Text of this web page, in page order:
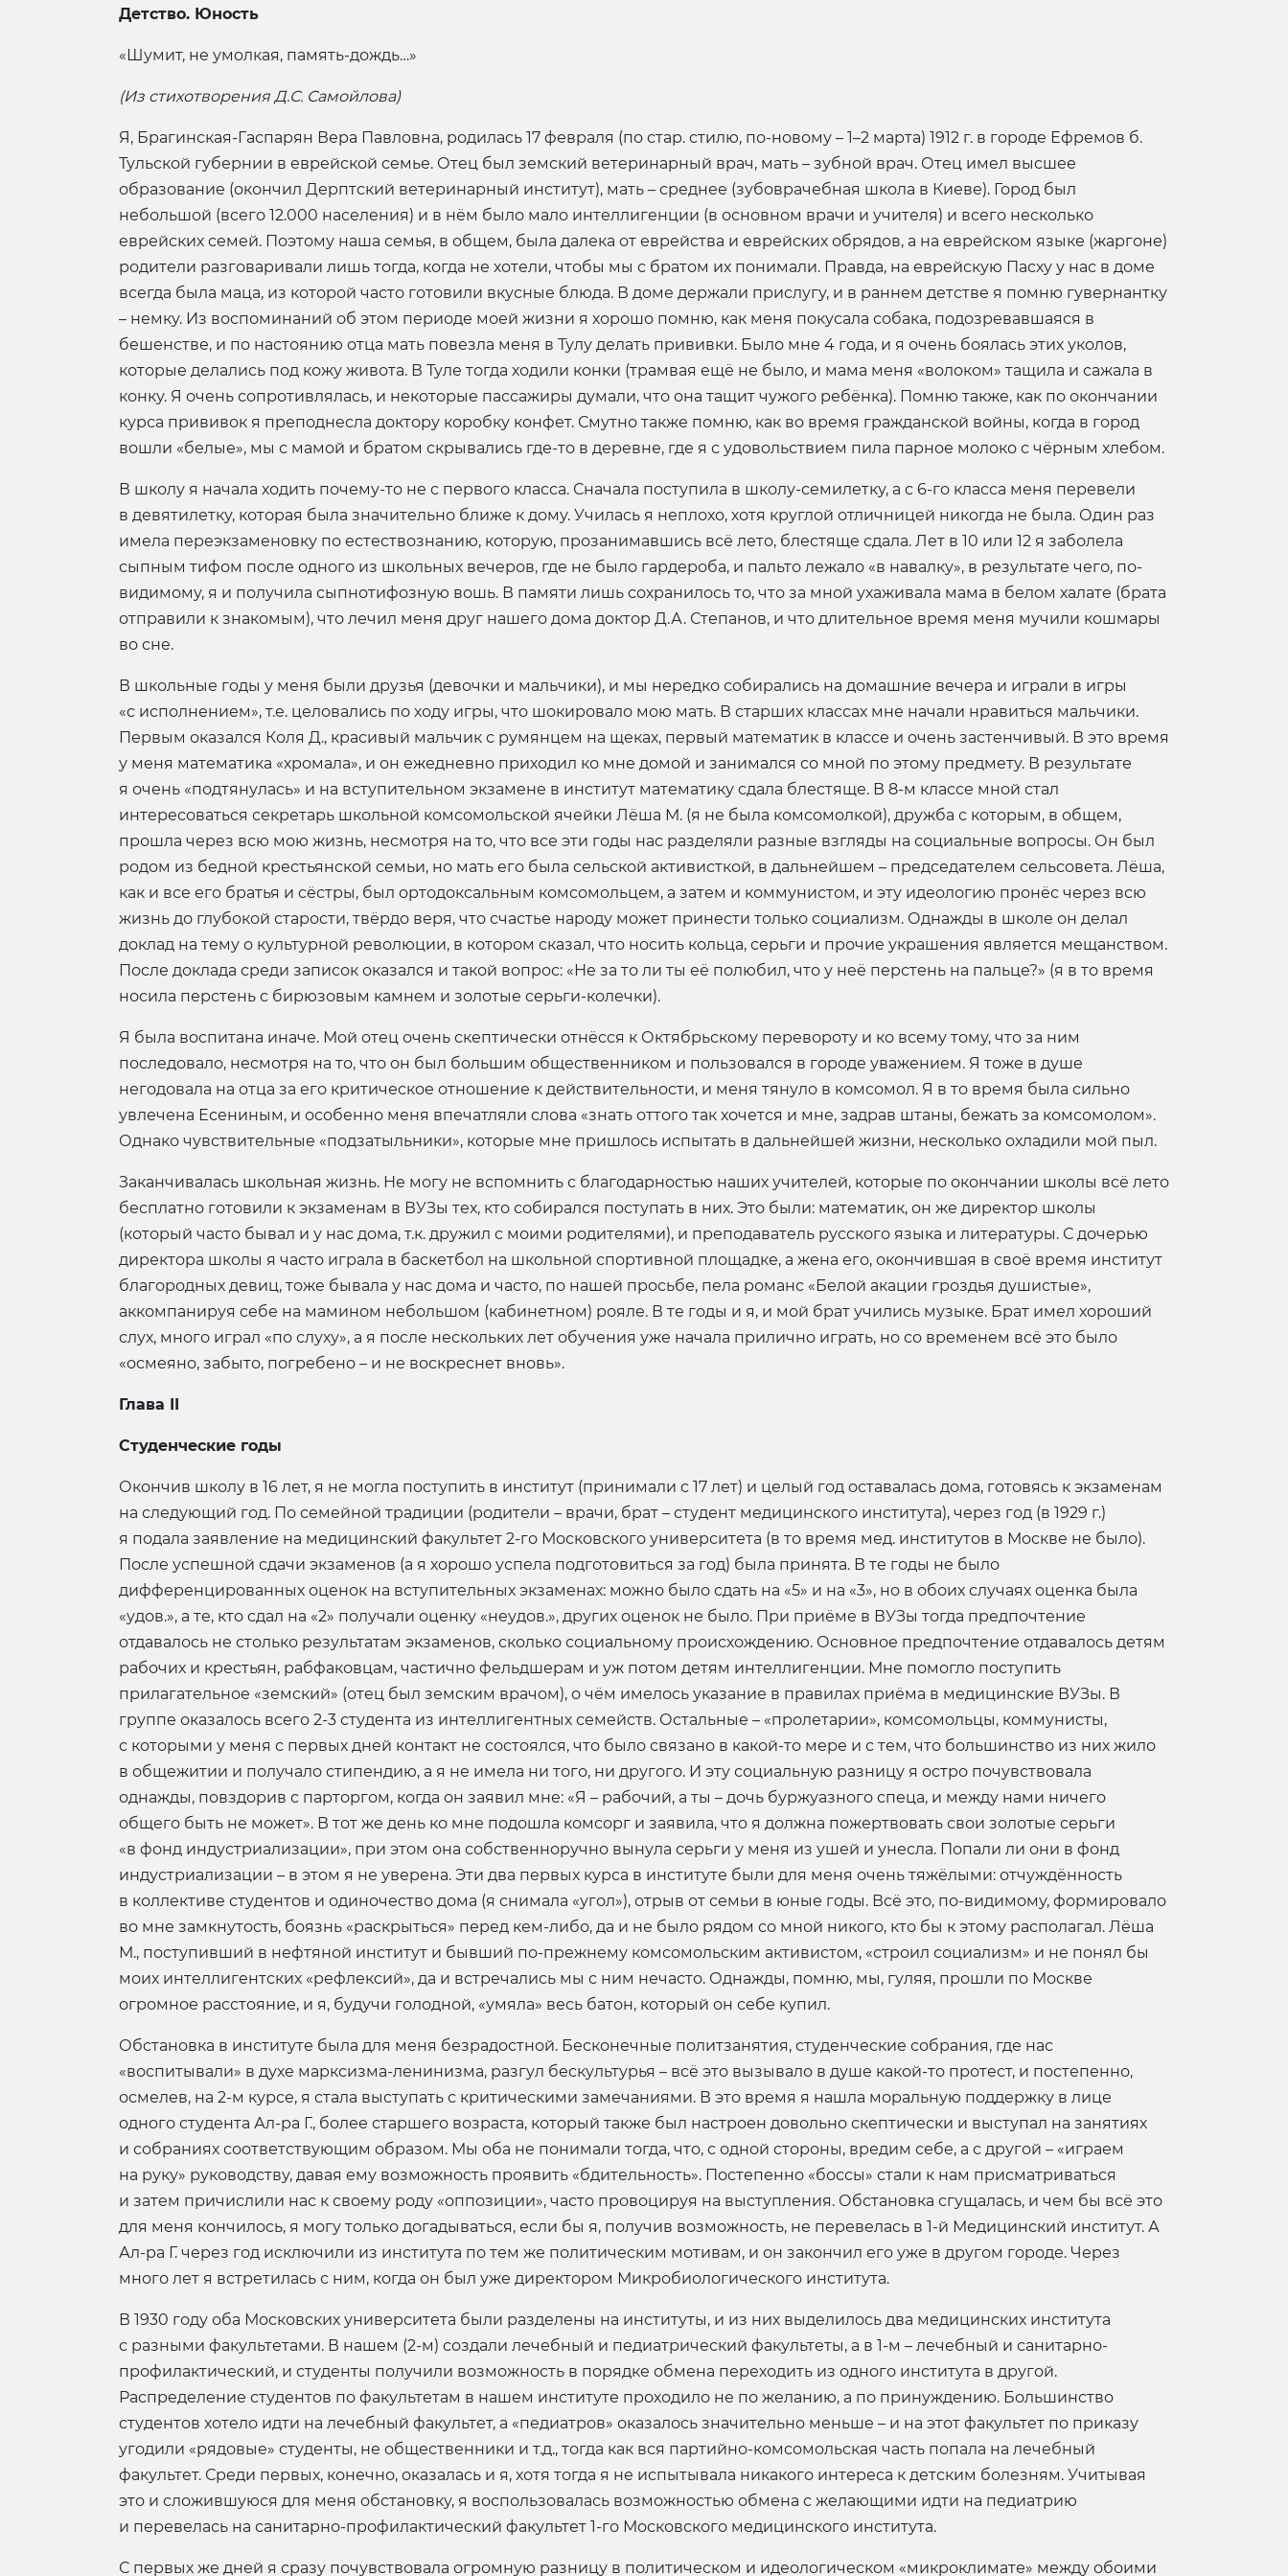
Детство. Юность
«Шумит, не умолкая, память-дождь…»
(Из стихотворения Д.С. Самойлова)
Я, Брагинская-Гаспарян Вера Павловна, родилась 17 февраля (по стар. стилю, по-новому – 1–2 марта) 1912 г. в городе Ефремов б.
Тульской губернии в еврейской семье. Отец был земский ветеринарный врач, мать – зубной врач. Отец имел высшее
образование (окончил Дерптский ветеринарный институт), мать – среднее (зубоврачебная школа в Киеве). Город был
небольшой (всего 12.000 населения) и в нём было мало интеллигенции (в основном врачи и учителя) и всего несколько
еврейских семей. Поэтому наша семья, в общем, была далека от еврейства и еврейских обрядов, а на еврейском языке (жаргоне)
родители разговаривали лишь тогда, когда не хотели, чтобы мы с братом их понимали. Правда, на еврейскую Пасху у нас в доме
всегда была маца, из которой часто готовили вкусные блюда. В доме держали прислугу, и в раннем детстве я помню гувернантку
– немку. Из воспоминаний об этом периоде моей жизни я хорошо помню, как меня покусала собака, подозревавшаяся в
бешенстве, и по настоянию отца мать повезла меня в Тулу делать прививки. Было мне 4 года, и я очень боялась этих уколов,
которые делались под кожу живота. В Туле тогда ходили конки (трамвая ещё не было, и мама меня «волоком» тащила и сажала в
конку. Я очень сопротивлялась, и некоторые пассажиры думали, что она тащит чужого ребёнка). Помню также, как по окончании
курса прививок я преподнесла доктору коробку конфет. Смутно также помню, как во время гражданской войны, когда в город
вошли «белые», мы с мамой и братом скрывались где-то в деревне, где я с удовольствием пила парное молоко с чёрным хлебом.
В школу я начала ходить почему-то не с первого класса. Сначала поступила в школу-семилетку, а с 6-го класса меня перевели
в девятилетку, которая была значительно ближе к дому. Училась я неплохо, хотя круглой отличницей никогда не была. Один раз
имела переэкзаменовку по естествознанию, которую, прозанимавшись всё лето, блестяще сдала. Лет в 10 или 12 я заболела
сыпным тифом после одного из школьных вечеров, где не было гардероба, и пальто лежало «в навалку», в результате чего, по-
видимому, я и получила сыпнотифозную вошь. В памяти лишь сохранилось то, что за мной ухаживала мама в белом халате (брата
отправили к знакомым), что лечил меня друг нашего дома доктор Д.А. Степанов, и что длительное время меня мучили кошмары
во сне.
В школьные годы у меня были друзья (девочки и мальчики), и мы нередко собирались на домашние вечера и играли в игры
«с исполнением», т.е. целовались по ходу игры, что шокировало мою мать. В старших классах мне начали нравиться мальчики.
Первым оказался Коля Д., красивый мальчик с румянцем на щеках, первый математик в классе и очень застенчивый. В это время
у меня математика «хромала», и он ежедневно приходил ко мне домой и занимался со мной по этому предмету. В результате
я очень «подтянулась» и на вступительном экзамене в институт математику сдала блестяще. В 8-м классе мной стал
интересоваться секретарь школьной комсомольской ячейки Лёша М. (я не была комсомолкой), дружба с которым, в общем,
прошла через всю мою жизнь, несмотря на то, что все эти годы нас разделяли разные взгляды на социальные вопросы. Он был
родом из бедной крестьянской семьи, но мать его была сельской активисткой, в дальнейшем – председателем сельсовета. Лёша,
как и все его братья и сёстры, был ортодоксальным комсомольцем, а затем и коммунистом, и эту идеологию пронёс через всю
жизнь до глубокой старости, твёрдо веря, что счастье народу может принести только социализм. Однажды в школе он делал
доклад на тему о культурной революции, в котором сказал, что носить кольца, серьги и прочие украшения является мещанством.
После доклада среди записок оказался и такой вопрос: «Не за то ли ты её полюбил, что у неё перстень на пальце?» (я в то время
носила перстень с бирюзовым камнем и золотые серьги-колечки).
Я была воспитана иначе. Мой отец очень скептически отнёсся к Октябрьскому перевороту и ко всему тому, что за ним
последовало, несмотря на то, что он был большим общественником и пользовался в городе уважением. Я тоже в душе
негодовала на отца за его критическое отношение к действительности, и меня тянуло в комсомол. Я в то время была сильно
увлечена Есениным, и особенно меня впечатляли слова «знать оттого так хочется и мне, задрав штаны, бежать за комсомолом».
Однако чувствительные «подзатыльники», которые мне пришлось испытать в дальнейшей жизни, несколько охладили мой пыл.
Заканчивалась школьная жизнь. Не могу не вспомнить с благодарностью наших учителей, которые по окончании школы всё лето
бесплатно готовили к экзаменам в ВУЗы тех, кто собирался поступать в них. Это были: математик, он же директор школы
(который часто бывал и у нас дома, т.к. дружил с моими родителями), и преподаватель русского языка и литературы. С дочерью
директора школы я часто играла в баскетбол на школьной спортивной площадке, а жена его, окончившая в своё время институт
благородных девиц, тоже бывала у нас дома и часто, по нашей просьбе, пела романс «Белой акации гроздья душистые»,
аккомпанируя себе на мамином небольшом (кабинетном) рояле. В те годы и я, и мой брат учились музыке. Брат имел хороший
слух, много играл «по слуху», а я после нескольких лет обучения уже начала прилично играть, но со временем всё это было
«осмеяно, забыто, погребено – и не воскреснет вновь».
Глава II
Студенческие годы
Окончив школу в 16 лет, я не могла поступить в институт (принимали с 17 лет) и целый год оставалась дома, готовясь к экзаменам
на следующий год. По семейной традиции (родители – врачи, брат – студент медицинского института), через год (в 1929 г.)
я подала заявление на медицинский факультет 2-го Московского университета (в то время мед. институтов в Москве не было).
После успешной сдачи экзаменов (а я хорошо успела подготовиться за год) была принята. В те годы не было
дифференцированных оценок на вступительных экзаменах: можно было сдать на «5» и на «3», но в обоих случаях оценка была
«удов.», а те, кто сдал на «2» получали оценку «неудов.», других оценок не было. При приёме в ВУЗы тогда предпочтение
отдавалось не столько результатам экзаменов, сколько социальному происхождению. Основное предпочтение отдавалось детям
рабочих и крестьян, рабфаковцам, частично фельдшерам и уж потом детям интеллигенции. Мне помогло поступить
прилагательное «земский» (отец был земским врачом), о чём имелось указание в правилах приёма в медицинские ВУЗы. В
группе оказалось всего 2-3 студента из интеллигентных семейств. Остальные – «пролетарии», комсомольцы, коммунисты,
с которыми у меня с первых дней контакт не состоялся, что было связано в какой-то мере и с тем, что большинство из них жило
в общежитии и получало стипендию, а я не имела ни того, ни другого. И эту социальную разницу я остро почувствовала
однажды, повздорив с парторгом, когда он заявил мне: «Я – рабочий, а ты – дочь буржуазного спеца, и между нами ничего
общего быть не может». В тот же день ко мне подошла комсорг и заявила, что я должна пожертвовать свои золотые серьги
«в фонд индустриализации», при этом она собственноручно вынула серьги у меня из ушей и унесла. Попали ли они в фонд
индустриализации – в этом я не уверена. Эти два первых курса в институте были для меня очень тяжёлыми: отчуждённость
в коллективе студентов и одиночество дома (я снимала «угол»), отрыв от семьи в юные годы. Всё это, по-видимому, формировало
во мне замкнутость, боязнь «раскрыться» перед кем-либо, да и не было рядом со мной никого, кто бы к этому располагал. Лёша
М., поступивший в нефтяной институт и бывший по-прежнему комсомольским активистом, «строил социализм» и не понял бы
моих интеллигентских «рефлексий», да и встречались мы с ним нечасто. Однажды, помню, мы, гуляя, прошли по Москве
огромное расстояние, и я, будучи голодной, «умяла» весь батон, который он себе купил.
Обстановка в институте была для меня безрадостной. Бесконечные политзанятия, студенческие собрания, где нас
«воспитывали» в духе марксизма-ленинизма, разгул бескультурья – всё это вызывало в душе какой-то протест, и постепенно,
осмелев, на 2-м курсе, я стала выступать с критическими замечаниями. В это время я нашла моральную поддержку в лице
одного студента Ал-ра Г., более старшего возраста, который также был настроен довольно скептически и выступал на занятиях
и собраниях соответствующим образом. Мы оба не понимали тогда, что, с одной стороны, вредим себе, а с другой – «играем
на руку» руководству, давая ему возможность проявить «бдительность». Постепенно «боссы» стали к нам присматриваться
и затем причислили нас к своему роду «оппозиции», часто провоцируя на выступления. Обстановка сгущалась, и чем бы всё это
для меня кончилось, я могу только догадываться, если бы я, получив возможность, не перевелась в 1-й Медицинский институт. А
Ал-ра Г. через год исключили из института по тем же политическим мотивам, и он закончил его уже в другом городе. Через
много лет я встретилась с ним, когда он был уже директором Микробиологического института.
В 1930 году оба Московских университета были разделены на институты, и из них выделилось два медицинских института
с разными факультетами. В нашем (2-м) создали лечебный и педиатрический факультеты, а в 1-м – лечебный и санитарно-
профилактический, и студенты получили возможность в порядке обмена переходить из одного института в другой.
Распределение студентов по факультетам в нашем институте проходило не по желанию, а по принуждению. Большинство
студентов хотело идти на лечебный факультет, а «педиатров» оказалось значительно меньше – и на этот факультет по приказу
угодили «рядовые» студенты, не общественники и т.д., тогда как вся партийно-комсомольская часть попала на лечебный
факультет. Среди первых, конечно, оказалась и я, хотя тогда я не испытывала никакого интереса к детским болезням. Учитывая
это и сложившуюся для меня обстановку, я воспользовалась возможностью обмена с желающими идти на педиатрию
и перевелась на санитарно-профилактический факультет 1-го Московского медицинского института.
С первых же дней я сразу почувствовала огромную разницу в политическом и идеологическом «микроклимате» между обоими